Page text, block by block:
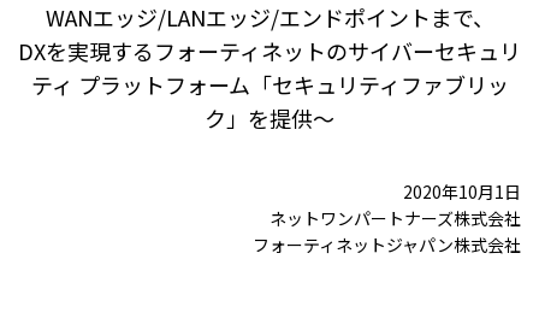
WANエッジ/LANエッジ/エンドポイントまで、
DXを実現するフォーティネットのサイバーセキュリ
ティ プラットフォーム「セキュリティファブリッ
ク」を提供～
2020年10月1日
ネットワンパートナーズ株式会社
フォーティネットジャパン株式会社